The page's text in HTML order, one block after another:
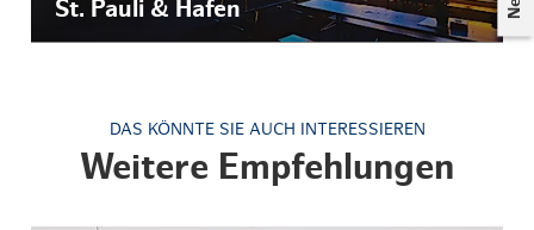
St. Pauli & Hafen
DAS KÖNNTE SIE AUCH INTERESSIEREN
Weitere Empfehlungen